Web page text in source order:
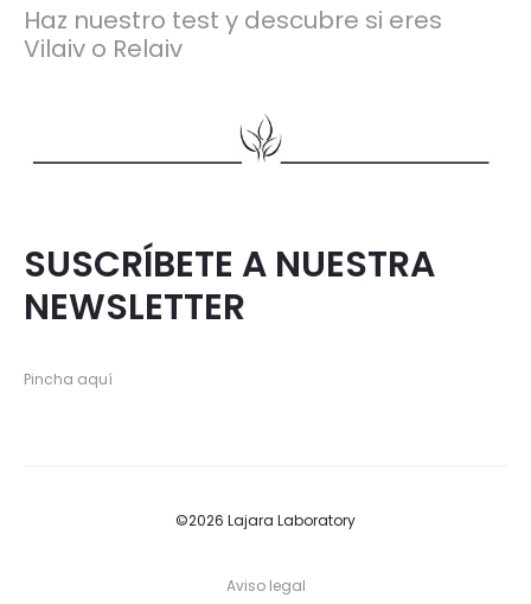
Haz nuestro test y descubre si eres
Vilaiv o Relaiv
SUSCRÍBETE A NUESTRA
NEWSLETTER
Pincha aquí
©2026 Lajara Laboratory
Aviso legal